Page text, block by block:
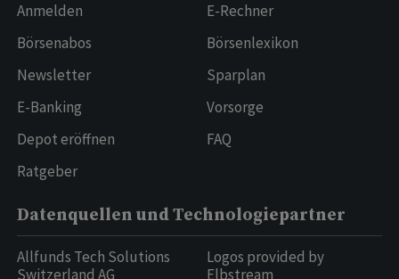
Anmelden
Börsenabos
Newsletter
E-Banking
Depot eröffnen
Ratgeber
E-Rechner
Börsenlexikon
Sparplan
Vorsorge
FAQ
Datenquellen und Technologiepartner
Allfunds Tech Solutions
Switzerland AG
Logos provided by
Elbstream